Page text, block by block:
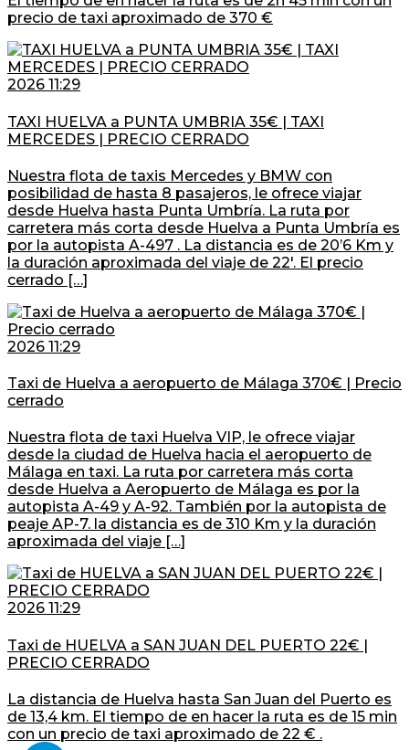
precio de taxi aproximado de 370 €
2026 11:29
TAXI HUELVA a PUNTA UMBRIA 35€ | TAXI
MERCEDES | PRECIO CERRADO
Nuestra flota de taxis Mercedes y BMW con
posibilidad de hasta 8 pasajeros, le ofrece viajar
desde Huelva hasta Punta Umbría. La ruta por
carretera más corta desde Huelva a Punta Umbría es
por la autopista A-497 . La distancia es de 20’6 Km y
la duración aproximada del viaje de 22′. El precio
cerrado […]
2026 11:29
Taxi de Huelva a aeropuerto de Málaga 370€ | Precio
cerrado
Nuestra flota de taxi Huelva VIP, le ofrece viajar
desde la ciudad de Huelva hacia el aeropuerto de
Málaga en taxi. La ruta por carretera más corta
desde Huelva a Aeropuerto de Málaga es por la
autopista A-49 y A-92. También por la autopista de
peaje AP-7. la distancia es de 310 Km y la duración
aproximada del viaje […]
2026 11:29
Taxi de HUELVA a SAN JUAN DEL PUERTO 22€ |
PRECIO CERRADO
La distancia de Huelva hasta San Juan del Puerto es
de 13,4 km. El tiempo de en hacer la ruta es de 15 min
con un precio de taxi aproximado de 22 € .